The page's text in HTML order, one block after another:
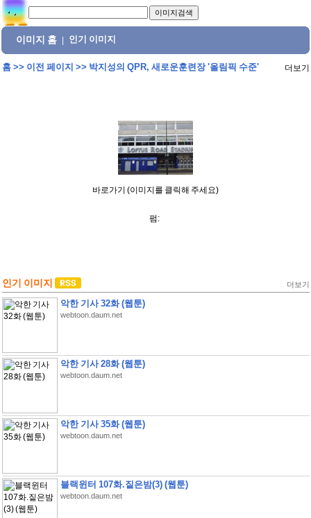
이미지 홈 인기 이미지
홈>> 이전 페이지 >> 박지성의 QPR, 새로운훈련장 '올림픽 수준' 더보기
바로가기 (이미지를 클릭해 주세요)
펌:
인기 이미지 더보기
악한 기사 32화 (웹툰)
webtoon.daum.net
악한 기사 28화 (웹툰)
webtoon.daum.net
악한 기사 35화 (웹툰)
webtoon.daum.net
블랙윈터 107화.짙은밤(3) (웹툰)
webtoon.daum.net